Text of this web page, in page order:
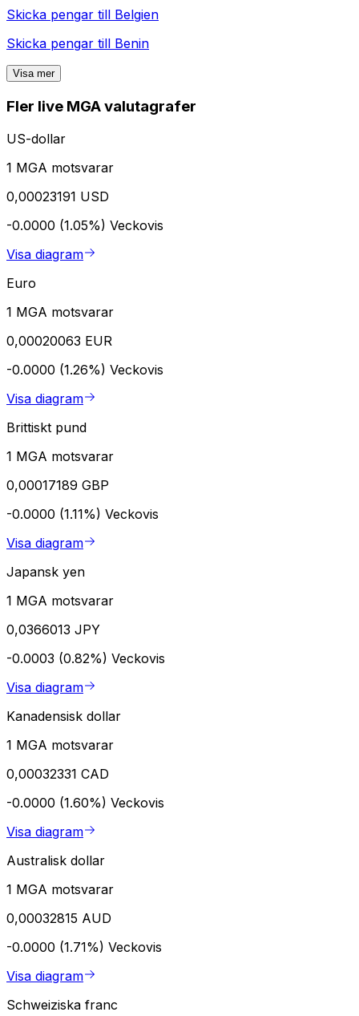
Skicka pengar till Belgien
Skicka pengar till Benin
Visa mer
Fler live MGA valutagrafer
US-dollar
1 MGA motsvarar
0,00023191 USD
-0.0000 (1.05%) Veckovis
Visa diagram
Euro
1 MGA motsvarar
0,00020063 EUR
-0.0000 (1.26%) Veckovis
Visa diagram
Brittiskt pund
1 MGA motsvarar
0,00017189 GBP
-0.0000 (1.11%) Veckovis
Visa diagram
Japansk yen
1 MGA motsvarar
0,0366013 JPY
-0.0003 (0.82%) Veckovis
Visa diagram
Kanadensisk dollar
1 MGA motsvarar
0,00032331 CAD
-0.0000 (1.60%) Veckovis
Visa diagram
Australisk dollar
1 MGA motsvarar
0,00032815 AUD
-0.0000 (1.71%) Veckovis
Visa diagram
Schweiziska franc